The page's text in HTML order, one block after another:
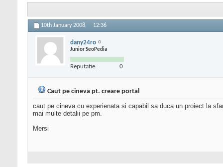
10th January 2008, 12:36
dany24ro
Junior SeoPedia
Reputatie: 0
Caut pe cineva pt. creare portal
caut pe cineva cu experienata si capabil sa duca un proiect la
mai multe detalii pe pm.
Mersi